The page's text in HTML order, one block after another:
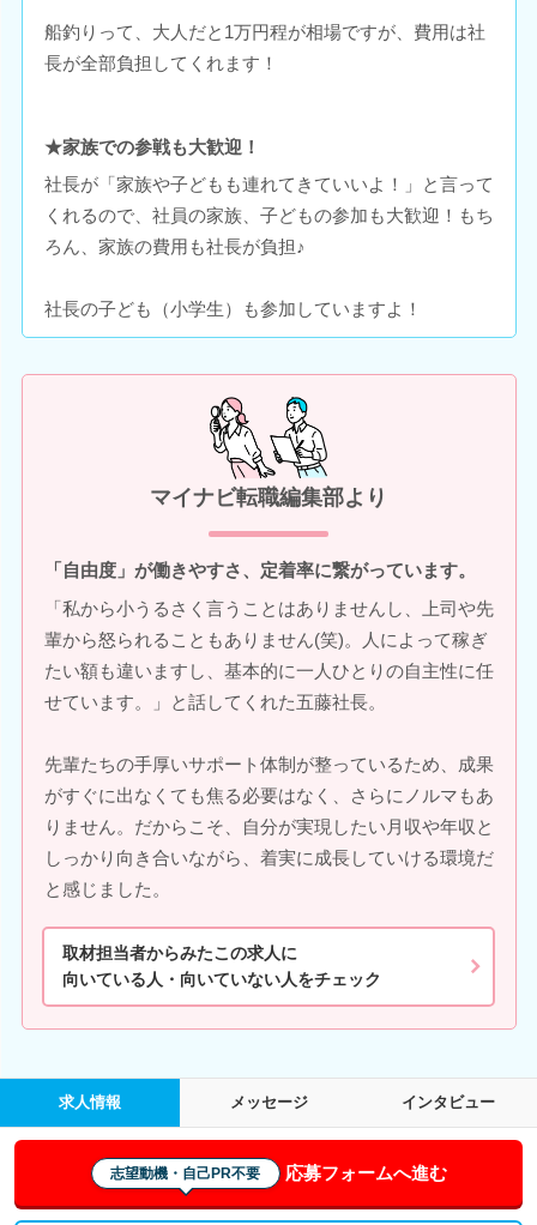
船釣りって、大人だと1万円程が相場ですが、費用は社
長が全部負担してくれます！
★家族での参戦も大歓迎！
社長が「家族や子どもも連れてきていいよ！」と言って
くれるので、社員の家族、子どもの参加も大歓迎！もち
ろん、家族の費用も社長が負担♪
社長の子ども（小学生）も参加していますよ！
マイナビ転職編集部より
「自由度」が働きやすさ、定着率に繋がっています。
「私から小うるさく言うことはありませんし、上司や先
輩から怒られることもありません(笑)。人によって稼ぎ
たい額も違いますし、基本的に一人ひとりの自主性に任
せています。」と話してくれた五藤社長。
先輩たちの手厚いサポート体制が整っているため、成果
がすぐに出なくても焦る必要はなく、さらにノルマもあ
りません。だからこそ、自分が実現したい月収や年収と
しっかり向き合いながら、着実に成長していける環境だ
と感じました。
取材担当者からみたこの求人に
向いている人・向いていない人をチェック
求人情報 メッセージ インタビュー
志望動機・自己PR不要 応募フォームへ進む